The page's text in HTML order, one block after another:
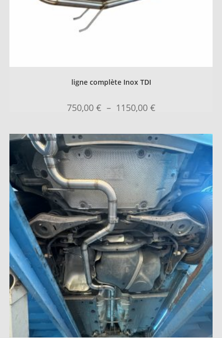
ligne complète Inox TDI
750,00 € – 1150,00 €